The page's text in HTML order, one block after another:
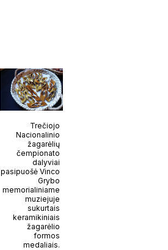
Trečiojo
Nacionalinio
žagarėlių
čempionato
dalyviai
pasipuošė Vinco
Grybo
memorialiniame
muziejuje
sukurtais
keramikiniais
žagarėlio
formos
medaliais.